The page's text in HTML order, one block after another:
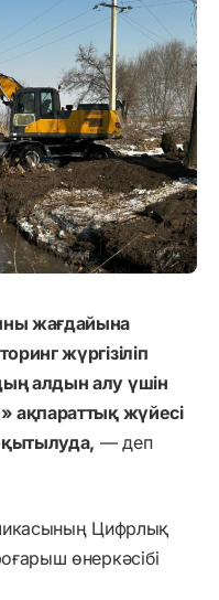
жағдайына
жүргізіліп
алдын алу үшін
ақпараттық жүйесі
— деп
Цифрлық
өнеркәсібі